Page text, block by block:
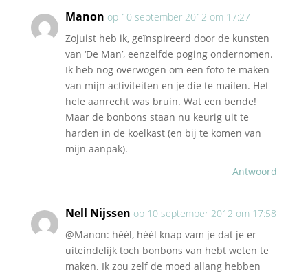
Manon op 10 september 2012 om 17:27
Zojuist heb ik, geïnspireerd door de kunsten
van ‘De Man’, eenzelfde poging ondernomen.
Ik heb nog overwogen om een foto te maken
van mijn activiteiten en je die te mailen. Het
hele aanrecht was bruin. Wat een bende!
Maar de bonbons staan nu keurig uit te
harden in de koelkast (en bij te komen van
mijn aanpak).
Antwoord
Nell Nijssen op 10 september 2012 om 17:58
@Manon: héél, héél knap vam je dat je er
uiteindelijk toch bonbons van hebt weten te
maken. Ik zou zelf de moed allang hebben